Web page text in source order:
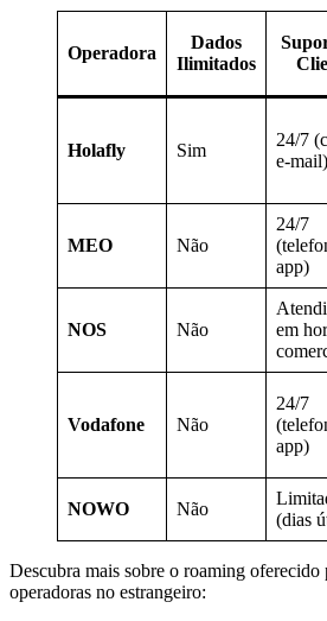
Operadora
Dados
Ilimitados
Holafly Sim
24/7
e-mail)
MEO Não
24/7
app)
NOS Não
em
Vodafone Não
24/7
app)
NOWO Não
(dias
Descubra mais sobre o roaming oferecido
operadoras no estrangeiro: